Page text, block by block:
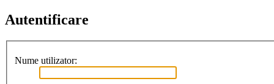
Autentificare
Nume utilizator: